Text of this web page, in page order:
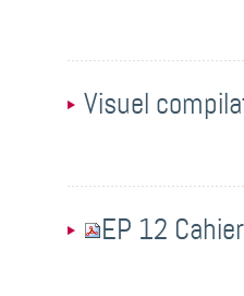
Visuel
EP 12